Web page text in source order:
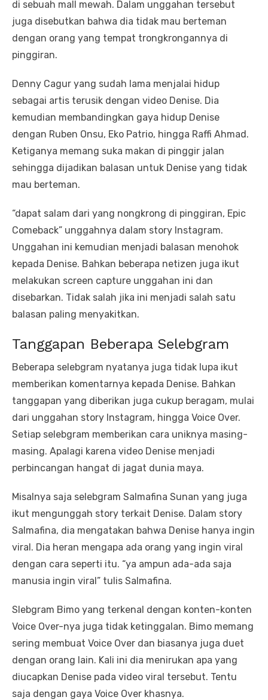
di sebuah mall mewah. Dalam unggahan tersebut
juga disebutkan bahwa dia tidak mau berteman
dengan orang yang tempat trongkrongannya di
pinggiran.
Denny Cagur yang sudah lama menjalai hidup
sebagai artis terusik dengan video Denise. Dia
kemudian membandingkan gaya hidup Denise
dengan Ruben Onsu, Eko Patrio, hingga Raffi Ahmad.
Ketiganya memang suka makan di pinggir jalan
sehingga dijadikan balasan untuk Denise yang tidak
mau berteman.
“dapat salam dari yang nongkrong di pinggiran, Epic
Comeback” unggahnya dalam story Instagram.
Unggahan ini kemudian menjadi balasan menohok
kepada Denise. Bahkan beberapa netizen juga ikut
melakukan screen capture unggahan ini dan
disebarkan. Tidak salah jika ini menjadi salah satu
balasan paling menyakitkan.
Tanggapan Beberapa Selebgram
Beberapa selebgram nyatanya juga tidak lupa ikut
memberikan komentarnya kepada Denise. Bahkan
tanggapan yang diberikan juga cukup beragam, mulai
dari unggahan story Instagram, hingga Voice Over.
Setiap selebgram memberikan cara uniknya masing-
masing. Apalagi karena video Denise menjadi
perbincangan hangat di jagat dunia maya.
Misalnya saja selebgram Salmafina Sunan yang juga
ikut mengunggah story terkait Denise. Dalam story
Salmafina, dia mengatakan bahwa Denise hanya ingin
viral. Dia heran mengapa ada orang yang ingin viral
dengan cara seperti itu. “ya ampun ada-ada saja
manusia ingin viral” tulis Salmafina.
Slebgram Bimo yang terkenal dengan konten-konten
Voice Over-nya juga tidak ketinggalan. Bimo memang
sering membuat Voice Over dan biasanya juga duet
dengan orang lain. Kali ini dia menirukan apa yang
diucapkan Denise pada video viral tersebut. Tentu
saja dengan gaya Voice Over khasnya.